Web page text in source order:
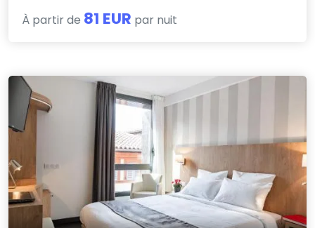
À partir de 81 EUR par nuit